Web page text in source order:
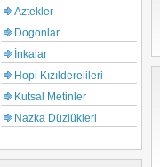
Aztekler
Dogonlar
İnkalar
Hopi Kızılderelileri
Kutsal Metinler
Nazka Düzlükleri